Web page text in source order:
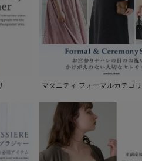
マタニティ フォーマルカテゴリ